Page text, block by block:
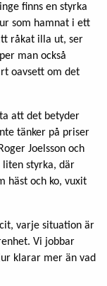
finns en styrka
som hamnat i ett
råkat illa ut, ser
man också
oavsett om det
att det betyder
tänker på priser
Joelsson och
liten styrka, där
häst och ko, vuxit
varje situation är
Vi jobbar
klarar mer än vad